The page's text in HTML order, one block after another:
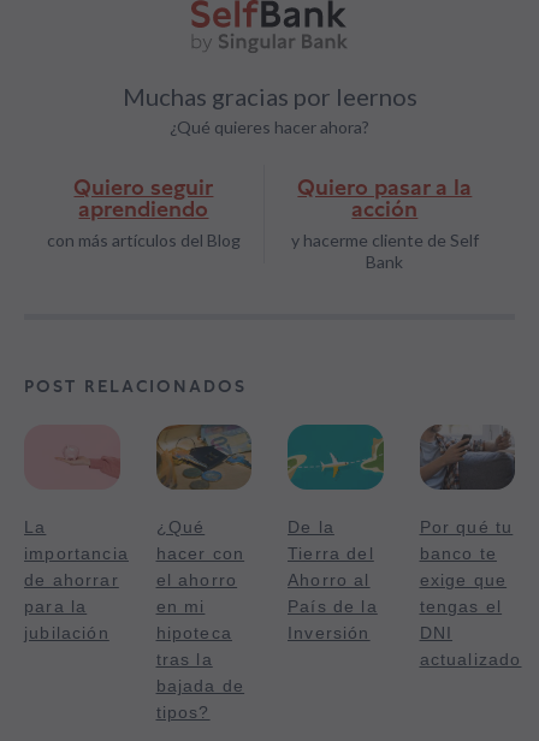
Muchas gracias por leernos
¿Qué quieres hacer ahora?
Quiero seguir
aprendiendo
con más artículos del Blog
Quiero pasar a la
acción
y hacerme cliente de Self
Bank
POST RELACIONADOS
La
importancia
de ahorrar
para la
jubilación
¿Qué
hacer con
el ahorro
en mi
hipoteca
tras la
bajada de
tipos?
De la
Tierra del
Ahorro al
País de la
Inversión
Por qué tu
banco te
exige que
tengas el
DNI
actualizado